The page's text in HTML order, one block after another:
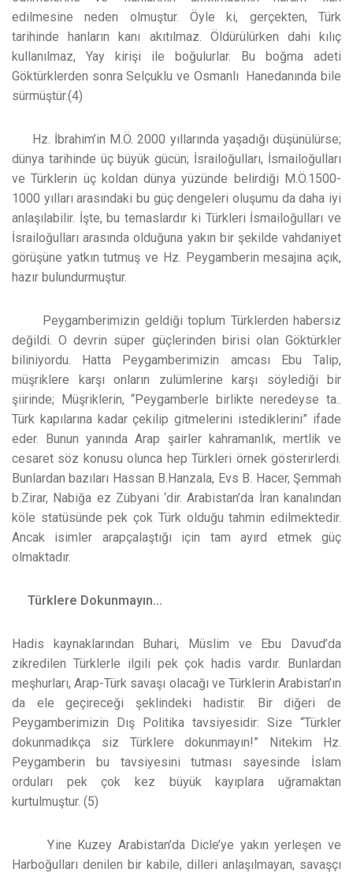
edilmesine neden olmuştur. Öyle ki, gerçekten, Türk
tarihinde hanların kanı akıtılmaz. Öldürülürken dahi kılıç
kullanılmaz, Yay kirişi ile boğulurlar. Bu boğma adeti
Göktürklerden sonra Selçuklu ve Osmanlı Hanedanında bile
sürmüştür.(4)
Hz. İbrahim’in M.Ö. 2000 yıllarında yaşadığı düşünülürse;
dünya tarihinde üç büyük gücün; İsrailoğulları, İsmailoğulları
ve Türklerin üç koldan dünya yüzünde belirdiği M.Ö.1500-
1000 yılları arasındaki bu güç dengeleri oluşumu da daha iyi
anlaşılabilir. İşte, bu temaslardır ki Türkleri İsmailoğulları ve
İsrailoğulları arasında olduğuna yakın bir şekilde vahdaniyet
görüşüne yatkın tutmuş ve Hz. Peygamberin mesajına açık,
hazır bulundurmuştur.
Peygamberimizin geldiği toplum Türklerden habersiz
değildi. O devrin süper güçlerinden birisi olan Göktürkler
biliniyordu. Hatta Peygamberimizin amcası Ebu Talip,
müşriklere karşı onların zulümlerine karşı söylediği bir
şiirinde; Müşriklerin, “Peygamberle birlikte neredeyse ta..
Türk kapılarına kadar çekilip gitmelerini istediklerini” ifade
eder. Bunun yanında Arap şairler kahramanlık, mertlik ve
cesaret söz konusu olunca hep Türkleri örnek gösterirlerdi.
Bunlardan bazıları Hassan B.Hanzala, Evs B. Hacer, Şemmah
b.Zirar, Nabiğa ez Zübyani ‘dir. Arabistan’da İran kanalından
köle statüsünde pek çok Türk olduğu tahmin edilmektedir.
Ancak isimler arapçalaştığı için tam ayırd etmek güç
olmaktadır.
Türklere Dokunmayın…
Hadis kaynaklarından Buhari, Müslim ve Ebu Davud’da
zikredilen Türklerle ilgili pek çok hadis vardır. Bunlardan
meşhurları, Arap-Türk savaşı olacağı ve Türklerin Arabistan’ın
da ele geçireceği şeklindeki hadistir. Bir diğeri de
Peygamberimizin Dış Politika tavsiyesidir: Size “Türkler
dokunmadıkça siz Türklere dokunmayın!” Nitekim Hz.
Peygamberin bu tavsiyesini tutması sayesinde İslam
orduları pek çok kez büyük kayıplara uğramaktan
kurtulmuştur. (5)
Yine Kuzey Arabistan’da Dicle’ye yakın yerleşen ve
Harboğulları denilen bir kabile, dilleri anlaşılmayan, savaşçı